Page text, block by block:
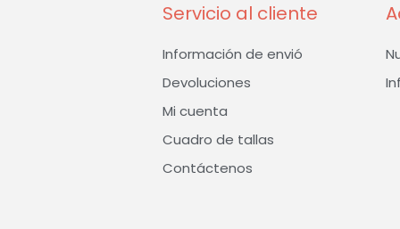
Servicio al cliente
Información de envió
Devoluciones
Mi cuenta
Cuadro de tallas
Contáctenos